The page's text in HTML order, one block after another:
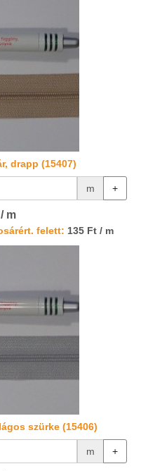
drapp (15407)
m +
m
felett: 135 Ft / m
szürke (15406)
m +